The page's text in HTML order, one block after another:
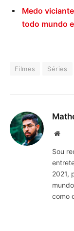
Medo
todo mundo
Filmes Séries
Sou
2021,
como